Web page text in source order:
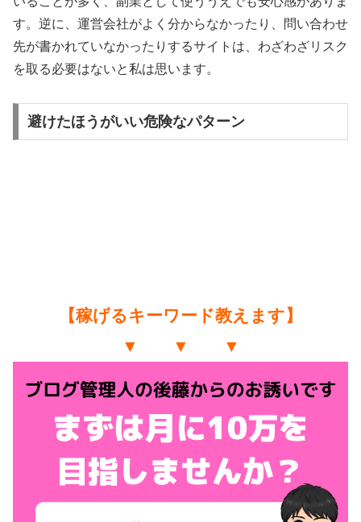
す。逆に、運営会社がよく分からなかったり、問い合わせ
先が書かれていなかったりするサイトは、わざわざリスク
を取る必要はないと私は思います。
避けたほうがいい危険なパターン
【稼げるキーワード教えます】
▼ ▼ ▼